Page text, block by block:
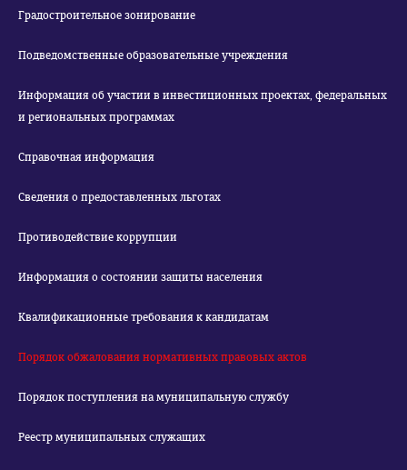
Градостроительное зонирование
Подведомственные образовательные учреждения
Информация об участии в инвестиционных проектах, федеральных
и региональных программах
Справочная информация
Сведения о предоставленных льготах
Противодействие коррупции
Информация о состоянии защиты населения
Квалификационные требования к кандидатам
Порядок обжалования нормативных правовых актов
Порядок поступления на муниципальную службу
Реестр муниципальных служащих